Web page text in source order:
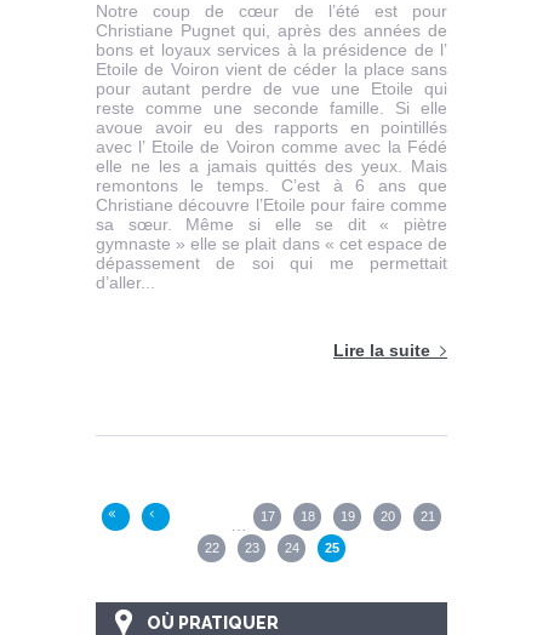
Notre coup de cœur de l’été est pour
Christiane Pugnet qui, après des années de
bons et loyaux services à la présidence de l’
Etoile de Voiron vient de céder la place sans
pour autant perdre de vue une Etoile qui
reste comme une seconde famille. Si elle
avoue avoir eu des rapports en pointillés
avec l’ Etoile de Voiron comme avec la Fédé
elle ne les a jamais quittés des yeux. Mais
remontons le temps. C’est à 6 ans que
Christiane découvre l’Etoile pour faire comme
sa sœur. Même si elle se dit « piètre
gymnaste » elle se plait dans « cet espace de
dépassement de soi qui me permettait
d’aller...
Lire la suite
« ‹ … 17 18 19 20 21
22 23 24 25
OÙ PRATIQUER